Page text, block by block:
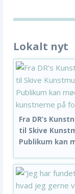
Lokalt nyt
Fra DR’s
til Skive
Publikum kan